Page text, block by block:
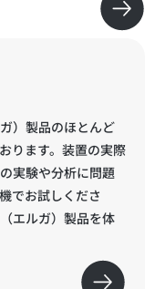
）製品のほとんど
ります。装置の実際
実験や分析に問題
でお試しくださ
エルガ）製品を体